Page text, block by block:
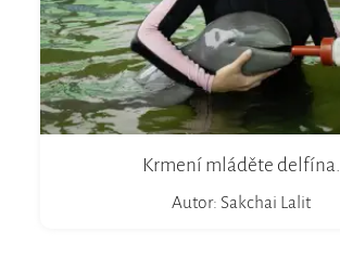
Krmení mláděte delfína.
Autor: Sakchai Lalit